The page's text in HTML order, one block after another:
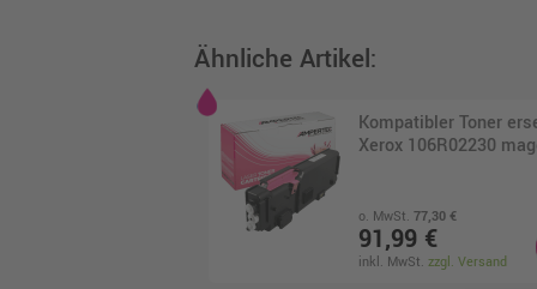
Ähnliche Artikel:
Kompatibler Toner
Xerox 106R02230
o. MwSt. 77,30 €
91,99 €
inkl. MwSt. zzgl. Versand